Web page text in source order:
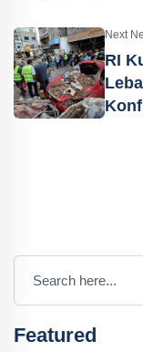
Next
RI
Featured